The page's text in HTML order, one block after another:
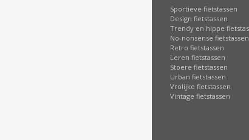
Sportieve fietstassen
Design fietstassen
Trendy en hippe
No-nonsense fietstassen
Retro fietstassen
Leren fietstassen
Stoere fietstassen
Urban fietstassen
Vrolijke fietstassen
Vintage fietstassen